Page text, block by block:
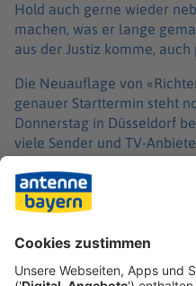
Hold auch gerne wieder
machen, was er lange
aus der Justiz komme,
Die Neuauflage von
genauer Starttermin steht
Donnerstag in Düsseldorf
viele Sender und TV-
Werbekunden beim
Branchendienste sehen bei
einen Nostalgie-Trend
neidisch zu RTL blicke, wo